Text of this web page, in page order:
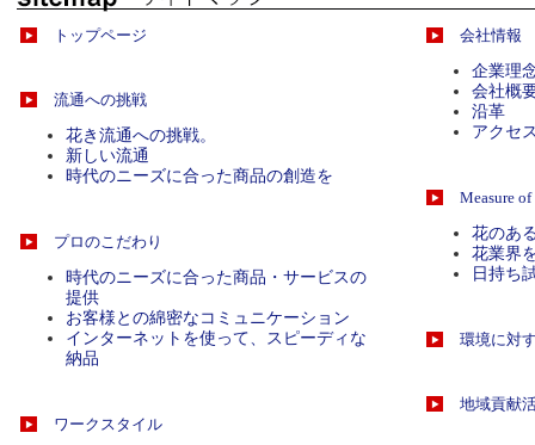
トップページ
流通への挑戦
花き流通への挑戦。
新しい流通
時代のニーズに合った商品の創造を
プロのこだわり
時代のニーズに合った商品・サービスの
提供
お客様との綿密なコミュニケーション
インターネットを使って、スピーディな
納品
ワークスタイル
会社情報
企業理
会社概
沿革
アクセ
Measure
花のあ
花業界
日持ち
環境に対
地域貢献